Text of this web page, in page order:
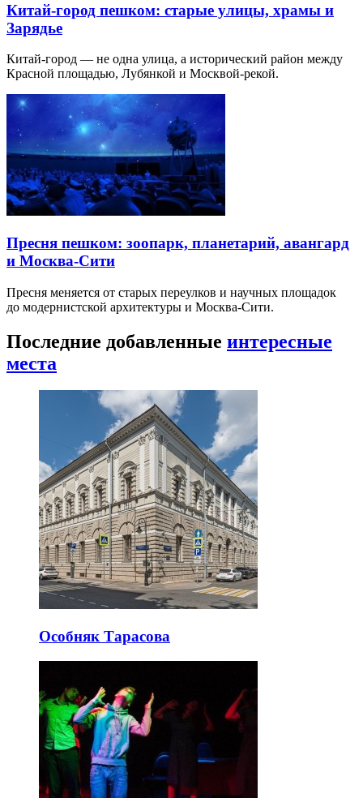
Китай-город пешком: старые улицы, храмы и
Зарядье
Китай-город — не одна улица, а исторический район между
Красной площадью, Лубянкой и Москвой-рекой.
Пресня пешком: зоопарк, планетарий, авангард
и Москва-Сити
Пресня меняется от старых переулков и научных площадок
до модернистской архитектуры и Москва-Сити.
Последние добавленные интересные
места
Особняк Тарасова